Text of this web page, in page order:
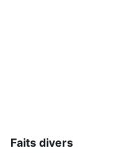
Faits divers